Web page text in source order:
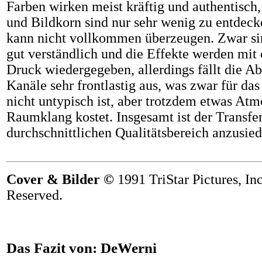
Farben wirken meist kräftig und
und Bildkorn sind nur sehr wenig zu
kann nicht vollkommen überzeugen. Zwar
gut verständlich und die Effekte werden mit
Druck wiedergegeben, allerdings fällt die
Kanäle sehr frontlastig aus, was zwar für
nicht untypisch ist, aber trotzdem etwas
Raumklang kostet. Insgesamt ist der
durchschnittlichen Qualitätsbereich
Cover & Bilder © 1991 TriStar Pictures,
Reserved.
Das Fazit von: DeWerni